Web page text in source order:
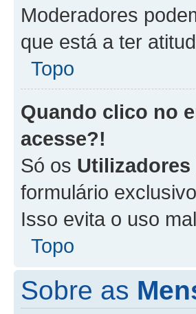
Moderadores
que está a ter
Topo
Quando clico no
acesse?!
Só os
formulário
Isso evita o uso
Topo
Sobre as